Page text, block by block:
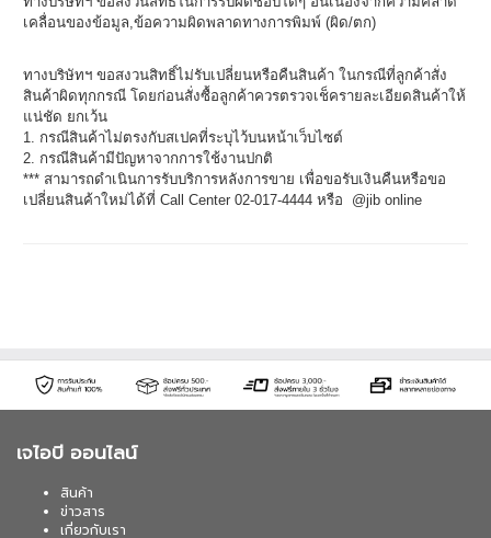
เคลื่อนของข้อมูล,ข้อความผิดพลาดทางการพิมพ์ (ผิด/ตก)
ทางบริษัทฯ ขอสงวนสิทธิ์ไม่รับเปลี่ยนหรือคืนสินค้า ในกรณีที่ลูกค้าสั่ง
สินค้าผิดทุกกรณี โดยก่อนสั่งซื้อลูกค้าควรตรวจเช็ครายละเอียดสินค้าให้
แน่ชัด ยกเว้น
1. กรณีสินค้าไม่ตรงกับสเปคที่ระบุไว้บนหน้าเว็บไซต์
2. กรณีสินค้ามีปัญหาจากการใช้งานปกติ
*** สามารถดำเนินการรับบริการหลังการขาย เพื่อขอรับเงินคืนหรือขอ
เปลี่ยนสินค้าใหม่ได้ที่ Call Center 02-017-4444 หรือ @jib online
เจไอบี ออนไลน์
สินค้า
ข่าวสาร
เกี่ยวกับเรา